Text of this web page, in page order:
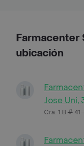
Farmacenter
ubicación
Jose Uni,
Cra. 1 B #